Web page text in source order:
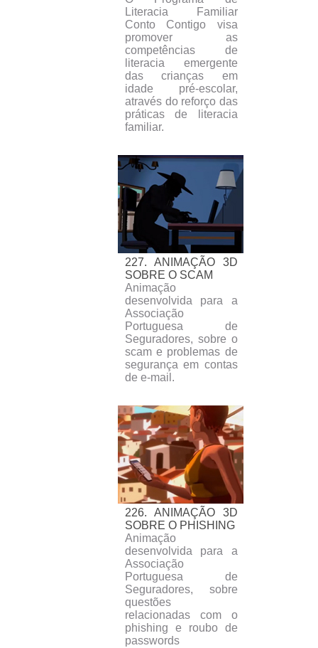
Literacia Familiar
Conto Contigo visa
promover as
competências de
literacia emergente
das crianças em
idade pré-escolar,
através do reforço das
práticas de literacia
familiar.
227. ANIMAÇÃO 3D
SOBRE O SCAM
Animação
desenvolvida para a
Associação
Portuguesa de
Seguradores, sobre o
scam e problemas de
segurança em contas
de e-mail.
226. ANIMAÇÃO 3D
SOBRE O PHISHING
Animação
desenvolvida para a
Associação
Portuguesa de
Seguradores, sobre
questões
relacionadas com o
phishing e roubo de
passwords